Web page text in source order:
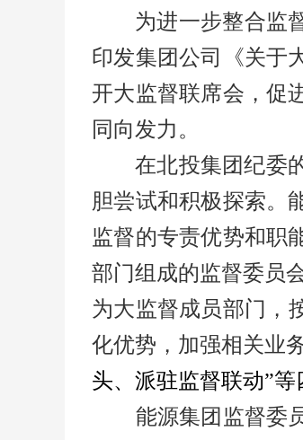
为进一步整合监
印发集团公司《关于
开大监督联席会，促
同向发力。
在北投集团纪委
胆尝试和积极探索。
监督的专责优势和职
部门组成的监督委员
为大监督成员部门，
化优势，加强相关业
头、派驻监督联动”
能源集团监督委员